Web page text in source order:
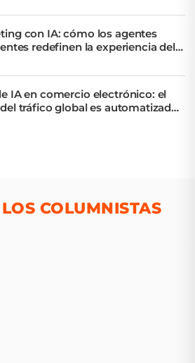
con IA: cómo los agentes
redefinen la experiencia del
IA en comercio electrónico: el
del tráfico global es automatizado,
COLUMNISTAS